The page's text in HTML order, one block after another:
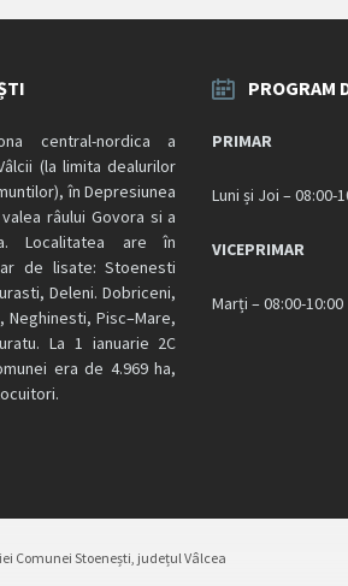
central-nordica a
(la limita dealurilor
în Depresiunea
râului Govora si a
Localitatea are în
de lisate: Stoenesti
Deleni. Dobriceni,
Pisc–Mare,
La 1 ianuarie 2C
era de 4.969 ha,
PROGRAM
PRIMAR
Luni și Joi – 08:00-
VICEPRIMAR
Marți – 08:00-10:00
Comunei Stoenești, județul Vâlcea